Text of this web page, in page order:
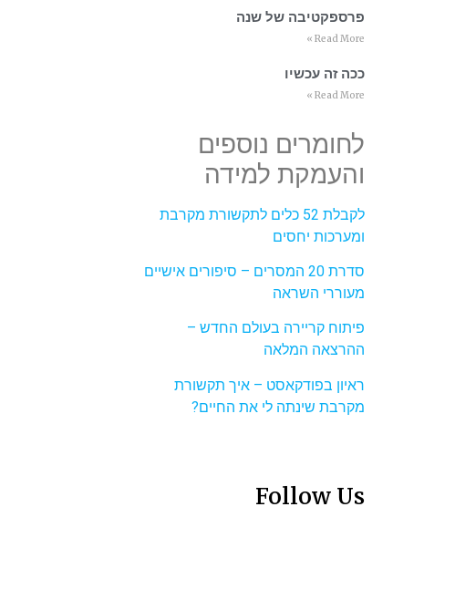
פרספקטיבה של שנה
Read More »
ככה זה עכשיו
Read More »
לחומרים נוספים
והעמקת למידה
לקבלת 52 כלים לתקשורת מקרבת
ומערכות יחסים
סדרת 20 המסרים – סיפורים אישיים
מעוררי השראה
פיתוח קריירה בעולם החדש –
ההרצאה המלאה
ראיון בפודקאסט – איך תקשורת
מקרבת שינתה לי את החיים?
Follow Us